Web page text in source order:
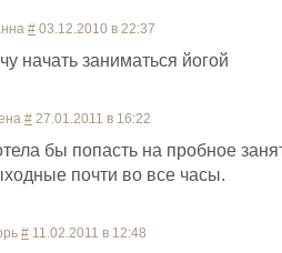
# 03.12.2010 в 22:37
начать заниматься йогой
# 27.01.2011 в 16:22
бы попасть на пробное
почти во все часы.
# 11.02.2011 в 12:48